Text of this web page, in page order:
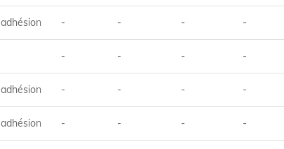
adhésion - - - -
- - - -
adhésion - - - -
adhésion - - - -